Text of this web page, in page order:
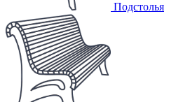
Подстолья